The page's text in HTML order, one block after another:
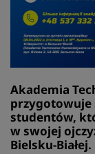
Akademia
przygotowuje
studentów,
w swojej
Bielsku-Białej.